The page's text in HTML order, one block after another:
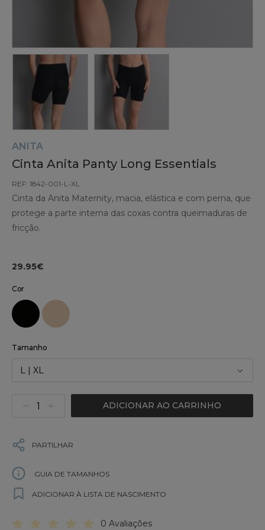
ANITA
Cinta Anita Panty Long Essentials
REF: 1842-001-L-XL
Cinta da Anita Maternity, macia, elástica e com perna, que
protege a parte interna das coxas contra queimaduras de
fricção.
29.95€
Cor
Tamanho
L | XL
ADICIONAR AO CARRINHO
PARTILHAR
GUIA DE TAMANHOS
ADICIONAR À LISTA DE NASCIMENTO
0 Avaliações